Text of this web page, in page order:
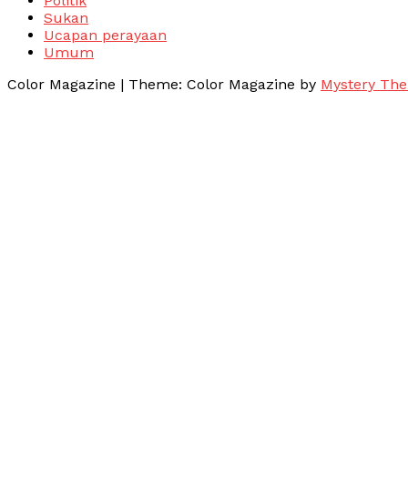
Sukan
Ucapan perayaan
Umum
Color Magazine | Theme: Color Magazine by Mystery